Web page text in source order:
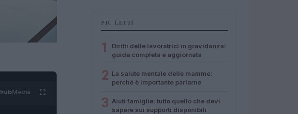
hubMedia
PIÙ LETTI
1
Diritti delle lavoratrici in gravidanza:
guida completa e aggiornata
2 La salute mentale delle mamme:
perché è importante parlarne
3 Aiuti famiglie: tutto quello che devi
sapere sui supporti disponibili